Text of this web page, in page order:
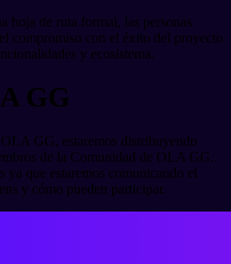
hoja de ruta formal, las personas
compromiso con el éxito del proyecto
y ecosistema.
GG
GG, estaremos distribuyendo
de la Comunidad de OLA GG.
ya que estaremos comunicando el
y cómo pueden participar.